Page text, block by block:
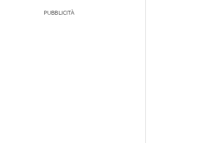
PUBBLICITÀ